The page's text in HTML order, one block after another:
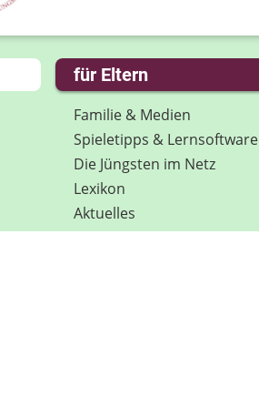
für Eltern
Familie & Medien
Spieletipps & Lernsoftware
Die Jüngsten im Netz
Lexikon
Aktuelles
Datenschutz